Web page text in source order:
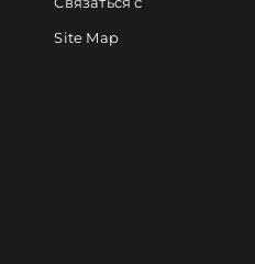
Site Map